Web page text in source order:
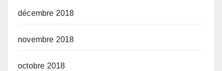
décembre 2018
novembre 2018
octobre 2018